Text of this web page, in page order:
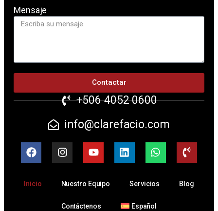
Mensaje
Contactar
+506 4052 0600
info@clarefacio.com
Inicio Nuestro Equipo Servicios Blog
Contáctenos Español